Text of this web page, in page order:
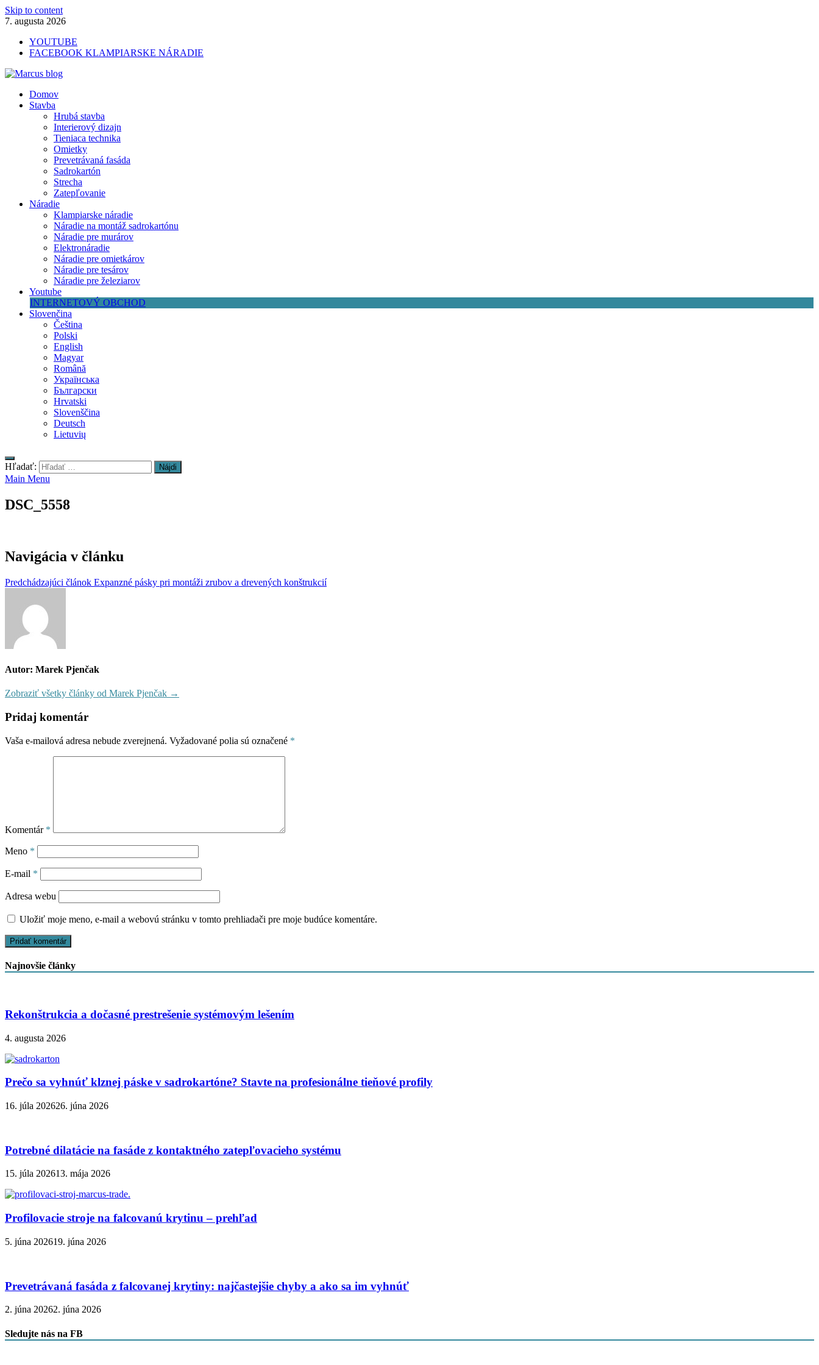
Skip to content
7. augusta 2026
YOUTUBE
FACEBOOK KLAMPIARSKE NÁRADIE
Marcus blog
Stavebné profily, náradie, izolácie
Domov
Stavba
Hrubá stavba
Interierový dizajn
Tieniaca technika
Omietky
Prevetrávaná fasáda
Sadrokartón
Strecha
Zatepľovanie
Náradie
Klampiarske náradie
Náradie na montáž sadrokartónu
Náradie pre murárov
Elektronáradie
Náradie pre omietkárov
Náradie pre tesárov
Náradie pre železiarov
Youtube
INTERNETOVÝ OBCHOD
Slovenčina
Čeština
Polski
English
Magyar
Română
Українська
Български
Hrvatski
Slovenščina
Deutsch
Lietuvių
Hľadať:
Main Menu
DSC_5558
Navigácia v článku
Predchádzajúci článok Expanzné pásky pri montáži zrubov a drevených konštrukcií
Autor: Marek Pjenčak
Zobraziť všetky články od Marek Pjenčak →
Pridaj komentár
Vaša e-mailová adresa nebude zverejnená. Vyžadované polia sú označené *
Komentár *
Meno *
E-mail *
Adresa webu
Uložiť moje meno, e-mail a webovú stránku v tomto prehliadači pre moje budúce komentáre.
Najnovšie články
Rekonštrukcia a dočasné prestrešenie systémovým lešením
4. augusta 2026
Prečo sa vyhnúť klznej páske v sadrokartóne? Stavte na profesionálne tieňové profily
16. júla 202626. júna 2026
Potrebné dilatácie na fasáde z kontaktného zatepľovacieho systému
15. júla 202613. mája 2026
Profilovacie stroje na falcovanú krytinu – prehľad
5. júna 202619. júna 2026
Prevetrávaná fasáda z falcovanej krytiny: najčastejšie chyby a ako sa im vyhnúť
2. júna 20262. júna 2026
Sledujte nás na FB